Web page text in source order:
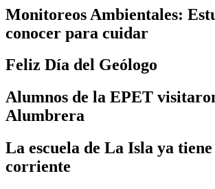
Monitoreos Ambientales:
conocer para cuidar
Feliz Día del Geólogo
Alumnos de la EPET
Alumbrera
La escuela de La Isla ya tiene
corriente